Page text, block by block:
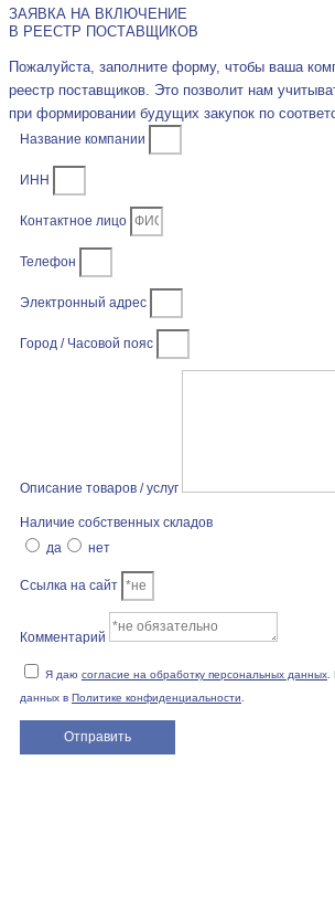
ЗАЯВКА НА ВКЛЮЧЕНИЕ
В РЕЕСТР ПОСТАВЩИКОВ
Пожалуйста, заполните форму, чтобы ваша
реестр поставщиков. Это позволит нам
при формировании будущих закупок по
Название компании
ИНН
Контактное лицо
Телефон
Электронный адрес
Город / Часовой пояс
Описание товаров / услуг
Наличие собственных складов
да
нет
Ссылка на сайт
Комментарий
Я даю согласие на обработку персональных данных
данных в Политике конфиденциальности
Отправить